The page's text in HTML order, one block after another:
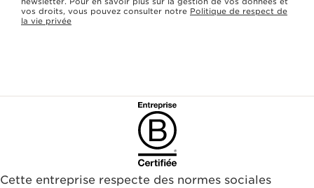
vos droits, vous pouvez consulter notre Politique de respect de
la vie privée
Cette entreprise respecte des normes sociales